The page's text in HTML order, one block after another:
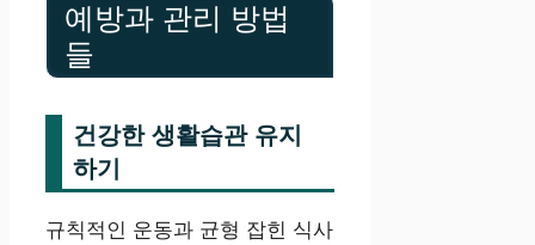
예방과 관리 방법
들
건강한 생활습관 유지
하기
규칙적인 운동과 균형 잡힌 식사